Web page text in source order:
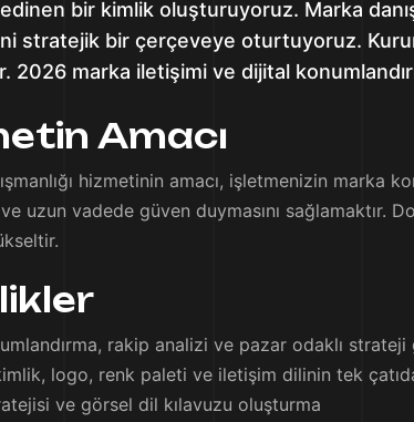
edinen bir kimlik oluşturuyoruz. Marka
stratejik bir çerçeveye oturtuyoruz.
2026 marka iletişimi ve dijital
Amacı
hizmetinin amacı, işletmenizin marka
ve uzun vadede güven duymasını sağlamaktır.
rakip analizi ve pazar odaklı
logo, renk paleti ve iletişim dilinin tek
ve görsel dil kılavuzu oluşturma